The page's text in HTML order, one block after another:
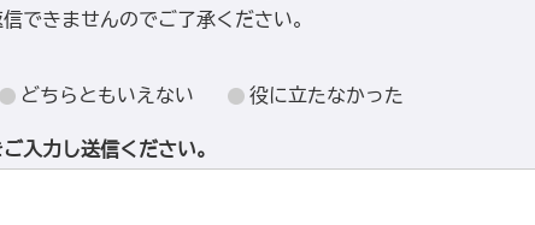
できませんのでご了承ください。
どちらともいえない 役に立たなかった
入力し送信ください。